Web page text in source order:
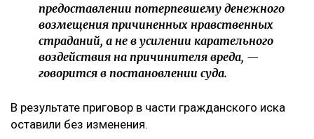
предоставлении потерпевшему денежного
возмещения причиненных нравственных
страданий, а не в усилении карательного
воздействия на причинителя вреда, —
говорится в постановлении суда.
В результате приговор в части гражданского иска
оставили без изменения.